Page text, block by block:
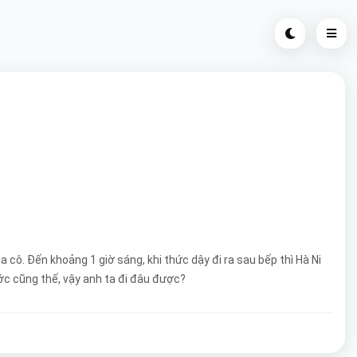
Đến khoảng 1 giờ sáng, khi thức dậy đi ra sau bếp thì Hà Ni
cũng thế, vậy anh ta đi đâu được?